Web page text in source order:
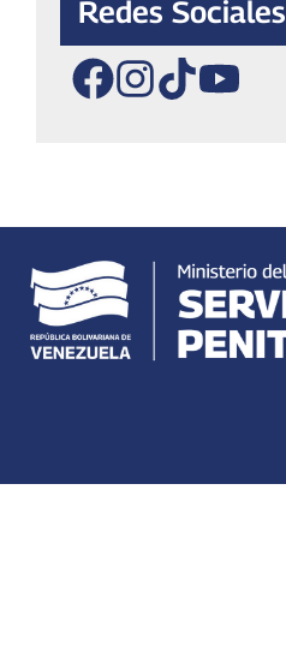
Redes Sociales